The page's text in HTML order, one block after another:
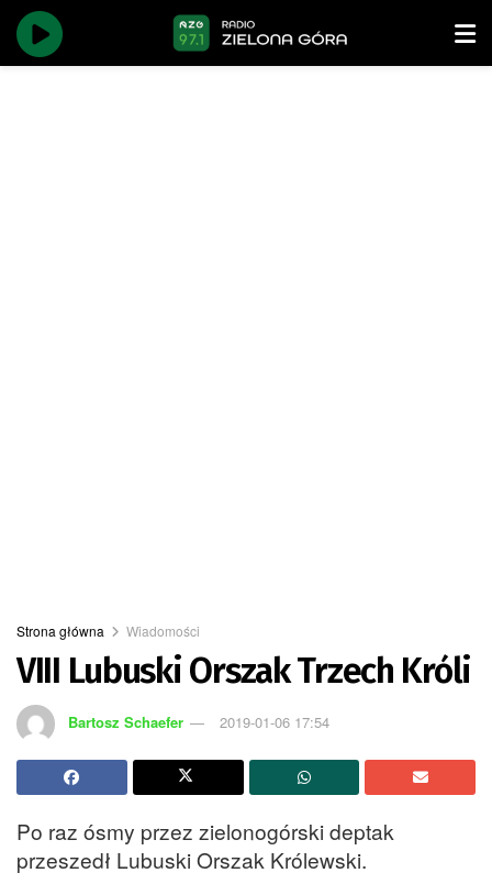
Strona główna Wiadomości
VIII Lubuski Orszak Trzech Króli
Bartosz Schaefer 2019-01-06 17:54
Po raz ósmy przez zielonogórski deptak
przeszedł Lubuski Orszak Królewski.